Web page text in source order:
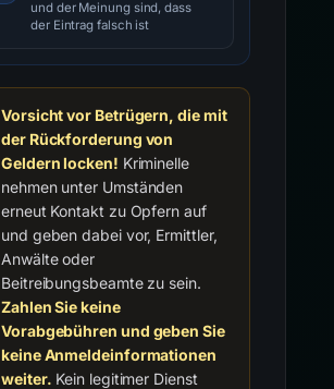
und der Meinung sind, dass
der Eintrag falsch ist
Vorsicht vor Betrügern, die mit
der Rückforderung von
Geldern locken! Kriminelle
nehmen unter Umständen
erneut Kontakt zu Opfern auf
und geben dabei vor, Ermittler,
Anwälte oder
Beitreibungsbeamte zu sein.
Zahlen Sie keine
Vorabgebühren und geben Sie
keine Anmeldeinformationen
weiter. Kein legitimer Dienst